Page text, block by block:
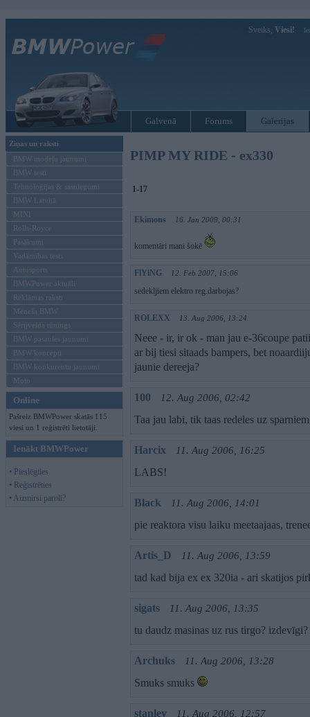
Sveiks, Viesi!
Galvenā Forums Galerijas
Ziņas un raksti
BMW modeļu jaunumi
BMW testi
Tehnoloģijas & sasniegumi
BMW Latvijā
MINI
Rolls-Royce
Pasākumi
Vadāmības tests
Autosports
BMWPower aktuāli
Reklāmas raksti
Mēneša BMW
Sērijveida tūnings
BMW pasaules jaunumi
BMW koncepti
BMW konkurentu jaunumi
Moto
Online
Pašreiz BMWPower skatās 115
viesi un 1 reģistrēti lietotāji.
Ienākt BMWPower
• Pieslēgties
• Reģistrēties
• Aizmirsi paroli?
PIMP MY RIDE - ex330
1-17
Ekimons 16. Jan 2009, 00:31
komentāri mani šokē
FlYiNG 12. Feb 2007, 15:06
sedekljiem elektro reg.darbojas?
ROLEXX 13. Aug 2006, 13:24
Neee - ir, ir ok - man jau e-36coupe
ar bij tiesi sitaads bampers, bet
jaunie dereeja?
100 12. Aug 2006, 02:42
Taa jau labi, tik taas redeles uz
Harcix 11. Aug 2006, 16:25
LABS!
Black 11. Aug 2006, 14:01
pie reaktora visu laiku meetaajaas,
Artis_D 11. Aug 2006, 13:59
tad kad bija ex ex 320ia - ari skatijos
sigats 11. Aug 2006, 13:35
tu daudz masinas uz rus tirgo? izdevīgi?
Archuks 11. Aug 2006, 13:28
Smuks smuks
stanley 11. Aug 2006, 12:57